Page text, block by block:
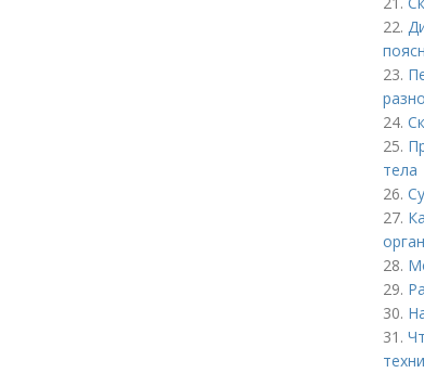
22.
23.
24.
25.
тела
26.
27.
28.
29.
30.
31.